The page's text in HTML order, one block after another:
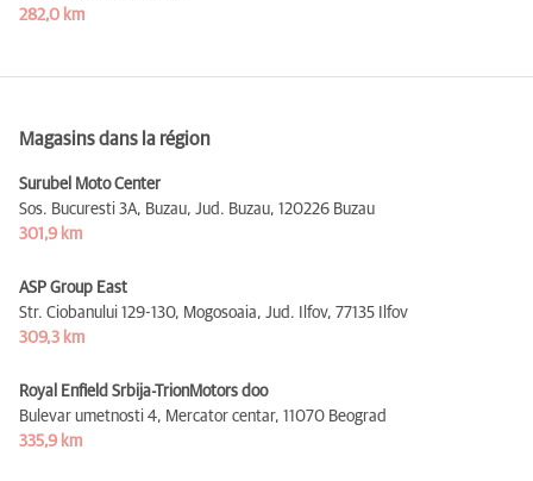
282,0 km
Magasins dans la région
Surubel Moto Center
Sos. Bucuresti 3A, Buzau, Jud. Buzau, 120226 Buzau
301,9 km
ASP Group East
Str. Ciobanului 129-130, Mogosoaia, Jud. Ilfov, 77135 Ilfov
309,3 km
Royal Enfield Srbija-TrionMotors doo
Bulevar umetnosti 4, Mercator centar, 11070 Beograd
335,9 km